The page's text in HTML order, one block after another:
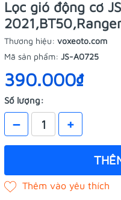
Lọc gió động cơ
Thương hiệu: voxeoto.com
Mã sản phẩm: JS-A0725
390.000₫
Số lượng:
– +